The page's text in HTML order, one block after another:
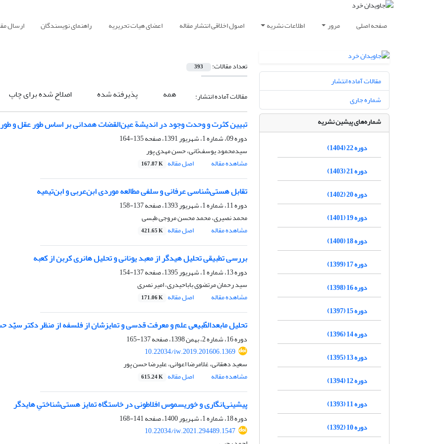
صفحه اصلی مرور اطلاعات نشریه اصول اخلاقی انتشار مقاله اعضای هیات تحریریه راهنمای نویسندگان ارسال
تعداد مقالات: 393
مقالات آماده انتشار: همه پذیرفته شده اصلاح شده برای چاپ
تبیین کثرت و وحدت وجود در اندیشة عین‌القضات همدانی بر اساس طور عقل و
دوره 09، شماره 1، شهریور 1391، صفحه
135-164
سیدمحمود یوسف‌ثانی، حسن مهدی پور
مشاهده مقاله
اصل مقاله 167.87 K
تقابل هستی‌شناسی عرفانی و سلفی مطالعه موردی ابن‌عربی و ابن‌تیمیه
دوره 11، شماره 1، شهریور 1393، صفحه
137-158
محمد نصیری، محمد محسن مروجی‌ طبسی
مشاهده مقاله
اصل مقاله 421.65 K
بررسی تطبیقی تحلیل هیدگر از معبد یونانی و تحلیل هانری کربن از کعبه
دوره 13، شماره 1، شهریور 1395، صفحه
137-154
سید رحمان مرتضوی باباحیدری، امیر نصری
مشاهده مقاله
اصل مقاله 171.06 K
تحلیل مابعدالطّبیعی علم و معرفت قدسی و تمایزشان از فلسفه از منظر دکتر
دوره 16، شماره 2، بهمن 1398، صفحه
137-165
10.22034/iw.2019.201606.1369
سعید دهقانی، غلامرضا اعوانی، علیرضا حسن پور
مشاهده مقاله
اصل مقاله 615.24 K
پیشینی‌انگاری و خوریسموس افلاطونی در خاستگاه تمایز هستی‌شناختیِ هایدگر
دوره 18، شماره 1، شهریور 1400، صفحه
141-168
10.22034/iw.2021.294489.1547
مقالات آماده انتشار
شماره جاری
شماره‌های پیشین نشریه
دوره 22 (1404)
دوره 21 (1403)
دوره 20 (1402)
دوره 19 (1401)
دوره 18 (1400)
دوره 17 (1399)
دوره 16 (1398)
دوره 15 (1397)
دوره 14 (1396)
دوره 13 (1395)
دوره 12 (1394)
دوره 11 (1393)
دوره 10 (1392)